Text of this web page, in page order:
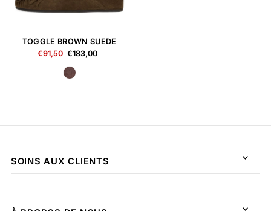
TOGGLE BROWN SUEDE
€91,50 €183,00
SOINS AUX CLIENTS